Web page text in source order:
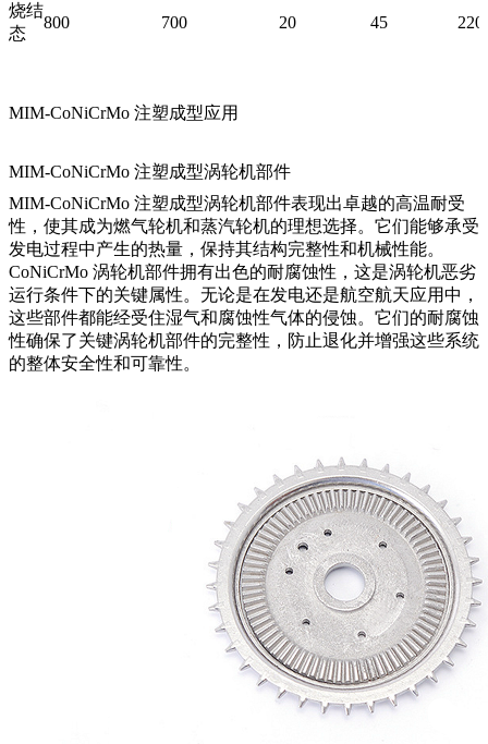
烧结
态
800 700 20 45 220
MIM-CoNiCrMo 注塑成型应用
MIM-CoNiCrMo 注塑成型涡轮机部件
MIM-CoNiCrMo 注塑成型涡轮机部件表现出卓越的高温耐受
性，使其成为燃气轮机和蒸汽轮机的理想选择。它们能够承受
发电过程中产生的热量，保持其结构完整性和机械性能。
CoNiCrMo 涡轮机部件拥有出色的耐腐蚀性，这是涡轮机恶劣
运行条件下的关键属性。无论是在发电还是航空航天应用中，
这些部件都能经受住湿气和腐蚀性气体的侵蚀。它们的耐腐蚀
性确保了关键涡轮机部件的完整性，防止退化并增强这些系统
的整体安全性和可靠性。